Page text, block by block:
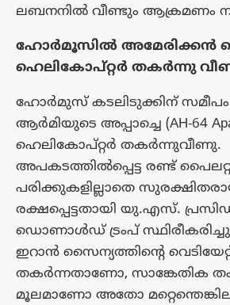
ലബനനിൽ വീണ്ടും ആക്രമണം
ഹോർമൂസിൽ അമേരിക്കൻ
ഹെലികോപ്റ്റർ തകർന്നു
ഹോർമുസ് കടലിടുക്കിന്
ആർമിയുടെ അപ്പാച്ചെ (AH-64
ഹെലികോപ്റ്റർ തകർന്നുവീണു.
അപകടത്തിൽപ്പെട്ട രണ്ട്
പരിക്കുകളില്ലാതെ
രക്ഷപ്പെട്ടതായി യു.എസ്.
ഡൊണാൾഡ് ട്രംപ്
ഇറാൻ സൈന്യത്തിന്റെ
തകർന്നതാണോ, സാങ്കേതിക
മൂലമാണോ അതോ